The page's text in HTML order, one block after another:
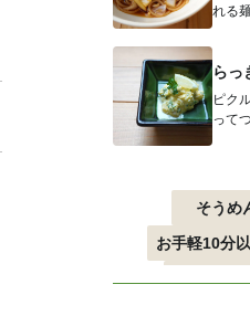
れる
らっ
ピク
って
そうめ
お手軽10分